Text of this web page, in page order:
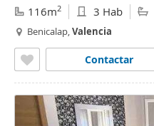
116m2 3 Hab
Benicalap,Valencia
Contactar